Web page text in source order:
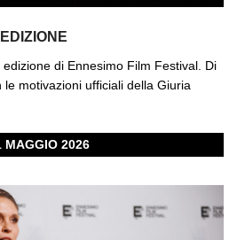
EDIZIONE
edizione di Ennesimo Film Festival. Di
motivazioni ufficiali della Giuria
MAGGIO 2026